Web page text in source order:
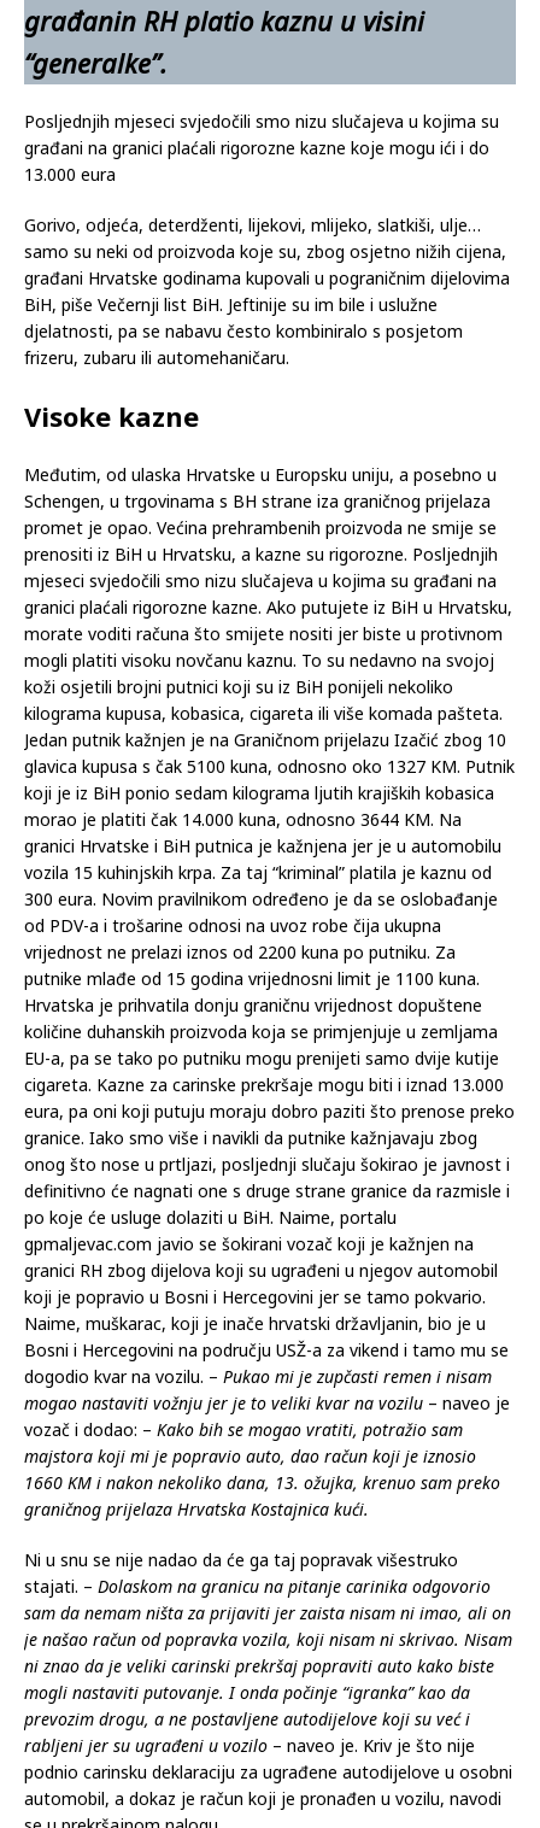
građanin RH platio kaznu u visini
“generalke”.
Posljednjih mjeseci svjedočili smo nizu slučajeva u kojima su
građani na granici plaćali rigorozne kazne koje mogu ići i do
13.000 eura
Gorivo, odjeća, deterdženti, lijekovi, mlijeko, slatkiši, ulje…
samo su neki od proizvoda koje su, zbog osjetno nižih cijena,
građani Hrvatske godinama kupovali u pograničnim dijelovima
BiH, piše Večernji list BiH. Jeftinije su im bile i uslužne
djelatnosti, pa se nabavu često kombiniralo s posjetom
frizeru, zubaru ili automehaničaru.
Visoke kazne
Međutim, od ulaska Hrvatske u Europsku uniju, a posebno u
Schengen, u trgovinama s BH strane iza graničnog prijelaza
promet je opao. Većina prehrambenih proizvoda ne smije se
prenositi iz BiH u Hrvatsku, a kazne su rigorozne. Posljednjih
mjeseci svjedočili smo nizu slučajeva u kojima su građani na
granici plaćali rigorozne kazne. Ako putujete iz BiH u Hrvatsku,
morate voditi računa što smijete nositi jer biste u protivnom
mogli platiti visoku novčanu kaznu. To su nedavno na svojoj
koži osjetili brojni putnici koji su iz BiH ponijeli nekoliko
kilograma kupusa, kobasica, cigareta ili više komada pašteta.
Jedan putnik kažnjen je na Graničnom prijelazu Izačić zbog 10
glavica kupusa s čak 5100 kuna, odnosno oko 1327 KM. Putnik
koji je iz BiH ponio sedam kilograma ljutih krajiških kobasica
morao je platiti čak 14.000 kuna, odnosno 3644 KM. Na
granici Hrvatske i BiH putnica je kažnjena jer je u automobilu
vozila 15 kuhinjskih krpa. Za taj “kriminal” platila je kaznu od
300 eura. Novim pravilnikom određeno je da se oslobađanje
od PDV-a i trošarine odnosi na uvoz robe čija ukupna
vrijednost ne prelazi iznos od 2200 kuna po putniku. Za
putnike mlađe od 15 godina vrijednosni limit je 1100 kuna.
Hrvatska je prihvatila donju graničnu vrijednost dopuštene
količine duhanskih proizvoda koja se primjenjuje u zemljama
EU-a, pa se tako po putniku mogu prenijeti samo dvije kutije
cigareta. Kazne za carinske prekršaje mogu biti i iznad 13.000
eura, pa oni koji putuju moraju dobro paziti što prenose preko
granice. Iako smo više i navikli da putnike kažnjavaju zbog
onog što nose u prtljazi, posljednji slučaju šokirao je javnost i
definitivno će nagnati one s druge strane granice da razmisle i
po koje će usluge dolaziti u BiH. Naime, portalu
gpmaljevac.com javio se šokirani vozač koji je kažnjen na
granici RH zbog dijelova koji su ugrađeni u njegov automobil
koji je popravio u Bosni i Hercegovini jer se tamo pokvario.
Naime, muškarac, koji je inače hrvatski državljanin, bio je u
Bosni i Hercegovini na području USŽ-a za vikend i tamo mu se
dogodio kvar na vozilu. – Pukao mi je zupčasti remen i nisam
mogao nastaviti vožnju jer je to veliki kvar na vozilu – naveo je
vozač i dodao: – Kako bih se mogao vratiti, potražio sam
majstora koji mi je popravio auto, dao račun koji je iznosio
1660 KM i nakon nekoliko dana, 13. ožujka, krenuo sam preko
graničnog prijelaza Hrvatska Kostajnica kući.
Ni u snu se nije nadao da će ga taj popravak višestruko
stajati. – Dolaskom na granicu na pitanje carinika odgovorio
sam da nemam ništa za prijaviti jer zaista nisam ni imao, ali on
je našao račun od popravka vozila, koji nisam ni skrivao. Nisam
ni znao da je veliki carinski prekršaj popraviti auto kako biste
mogli nastaviti putovanje. I onda počinje “igranka” kao da
prevozim drogu, a ne postavljene autodijelove koji su već i
rabljeni jer su ugrađeni u vozilo – naveo je. Kriv je što nije
podnio carinsku deklaraciju za ugrađene autodijelove u osobni
automobil, a dokaz je račun koji je pronađen u vozilu, navodi